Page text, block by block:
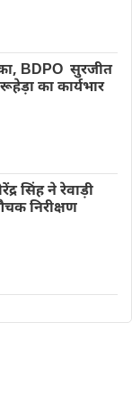
BDPO सुरजीत
का कार्यभार
सिंह ने रेवाड़ी
निरीक्षण